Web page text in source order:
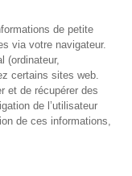
de petite
via votre navigateur.
(ordinateur,
certains sites web.
et de récupérer des
de l’utilisateur
de ces informations,